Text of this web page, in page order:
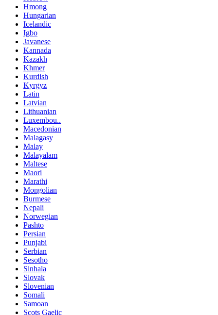
Hmong
Hungarian
Icelandic
Igbo
Javanese
Kannada
Kazakh
Khmer
Kurdish
Kyrgyz
Latin
Latvian
Lithuanian
Luxembou..
Macedonian
Malagasy
Malay
Malayalam
Maltese
Maori
Marathi
Mongolian
Burmese
Nepali
Norwegian
Pashto
Persian
Punjabi
Serbian
Sesotho
Sinhala
Slovak
Slovenian
Somali
Samoan
Scots Gaelic